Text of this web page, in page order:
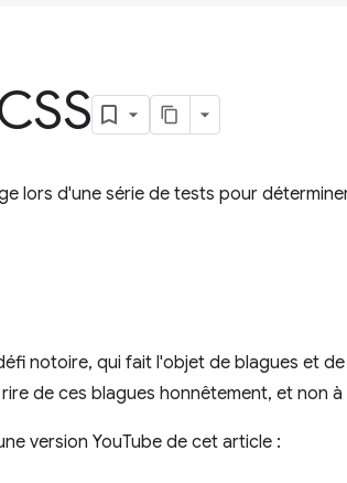
lors d'une série de tests pour
notoire, qui fait l'objet de blagues et
de ces blagues honnêtement, et non à
version YouTube de cet article :